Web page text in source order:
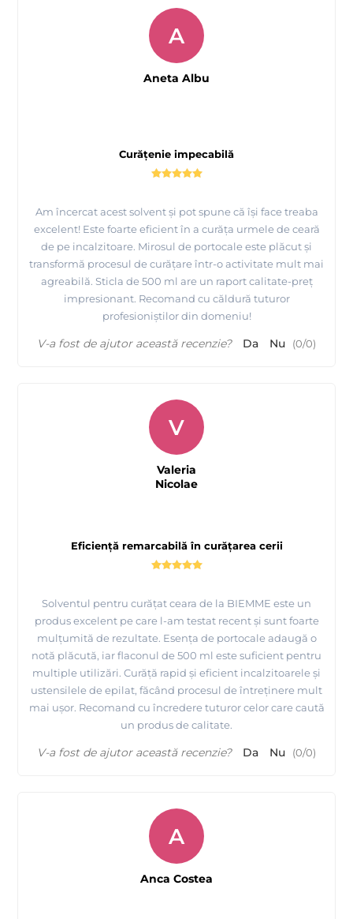
Curățenie impecabilă
Am încercat acest solvent și pot spune că își face treaba
excelent! Este foarte eficient în a curăța urmele de ceară
de pe incalzitoare. Mirosul de portocale este plăcut și
transformă procesul de curățare într-o activitate mult mai
agreabilă. Sticla de 500 ml are un raport calitate-preț
impresionant. Recomand cu căldură tuturor
profesioniștilor din domeniu!
A
Aneta Albu
V-a fost de ajutor această recenzie? Da Nu (0/0)
Eficiență remarcabilă în curățarea cerii
Solventul pentru curățat ceara de la BIEMME este un
produs excelent pe care l-am testat recent și sunt foarte
mulțumită de rezultate. Esența de portocale adaugă o
notă plăcută, iar flaconul de 500 ml este suficient pentru
multiple utilizări. Curăță rapid și eficient incalzitoarele și
ustensilele de epilat, făcând procesul de întreținere mult
mai ușor. Recomand cu încredere tuturor celor care caută
un produs de calitate.
V
Valeria
Nicolae
V-a fost de ajutor această recenzie? Da Nu (0/0)
A
Anca Costea